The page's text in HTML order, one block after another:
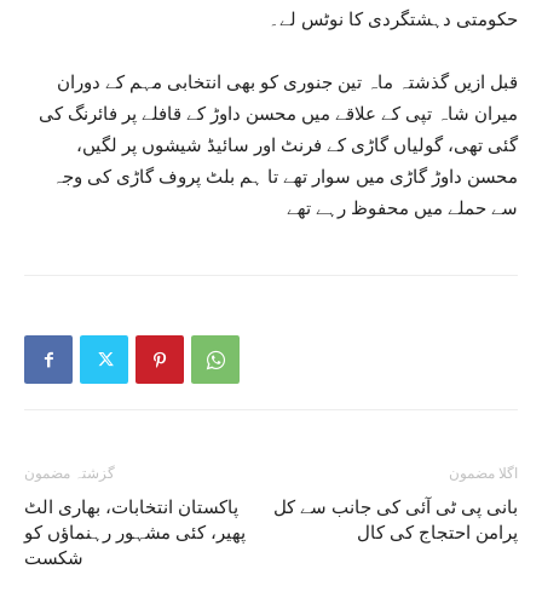
حکومتی دہشتگردی کا نوٹس لے۔
قبل ازیں گذشتہ ماہ تین جنوری کو بھی انتخابی مہم کے دوران
میران شاہ تپی کے علاقے میں محسن داوڑ کے قافلے پر فائرنگ کی
گئی تھی، گولیاں گاڑی کے فرنٹ اور سائیڈ شیشوں پر لگیں،
محسن داوڑ گاڑی میں سوار تھے تا ہم بلٹ پروف گاڑی کی وجہ
سے حملے میں محفوظ رہے تھے
گزشتہ مضمون
پاکستان انتخابات، بھاری الٹ
پھیر، کئی مشہور رہنماؤں کو
شکست
اگلا مضمون
بانی پی ٹی آئی کی جانب سے کل
پرامن احتجاج کی کال